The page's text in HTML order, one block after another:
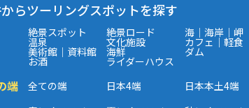
らツーリングスポットを探す
絶景スポット 絶景ロード 海｜海岸｜岬
温泉 文化施設 カフェ｜軽食
美術館｜資料館 海鮮 ダム
お酒 ライダーハウス
端 全ての端 日本4端 日本本土4端